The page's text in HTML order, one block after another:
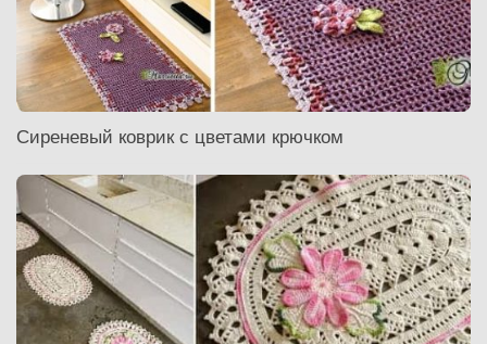
Сиреневый коврик с цветами крючком